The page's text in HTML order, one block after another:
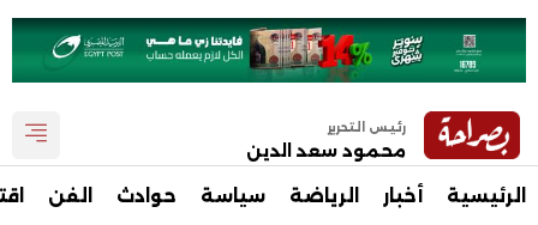
رئيس التحرير
محمود سعد الدين
الرئيسية أخبار الرياضة سياسة حوادث الفن